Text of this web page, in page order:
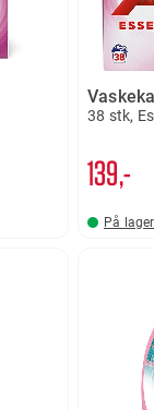
38 stk,
139,-
På